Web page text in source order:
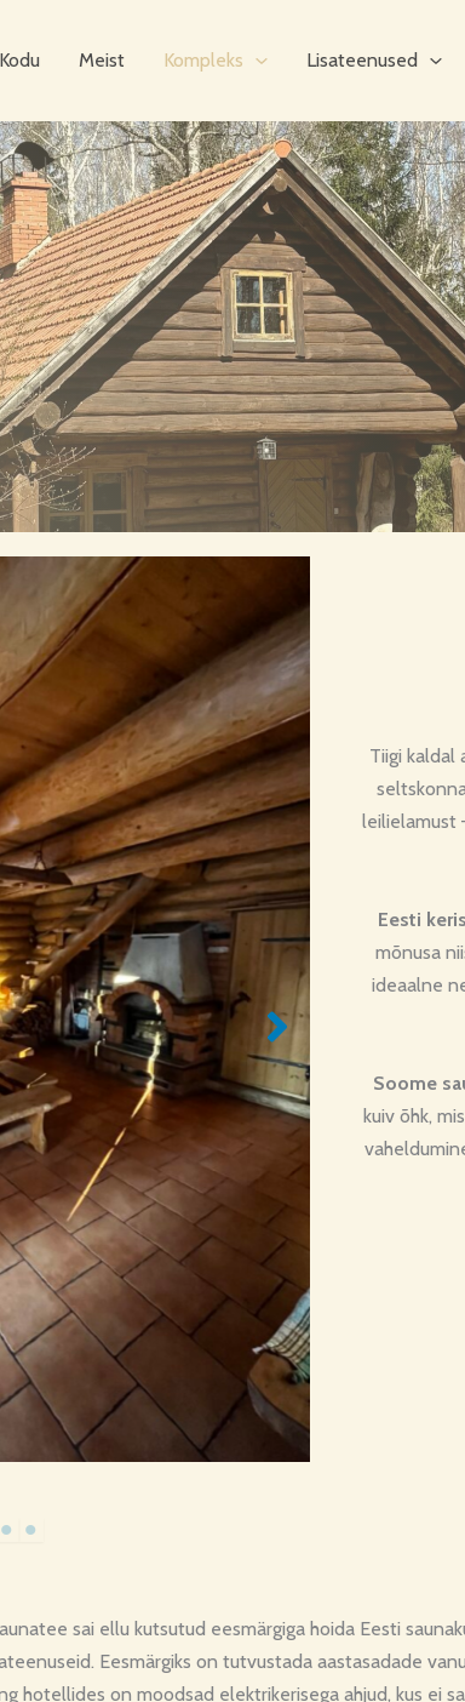
Kodu Meist Kompleks Lisateenused
Tiigi kaldal
leilielamust
Eesti
mõnusa
ideaalne
Soome
kuiv õhk,
sai ellu kutsutud eesmärgiga hoida Eesti
Eesmärgiks on tutvustada aastasadade
hotellides on moodsad elektrikerisega ahjud, kus